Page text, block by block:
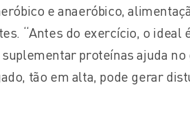
e anaeróbico,
“Antes do exercício, o ideal
proteínas ajuda
tão em alta, pode gerar